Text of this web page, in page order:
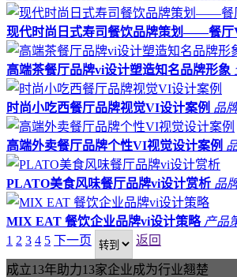
现代时尚日式寿司餐饮品牌策划——餐厅
高端茶餐厅品牌vi设计塑造知名品牌形象
时尚小吃西餐厅品牌视觉VI设计案例 品
高端外卖餐厅品牌个性VI视觉设计案例
PLATO美食风味餐厅品牌vi设计赏析 品
MIX EAT 餐饮企业品牌vi设计策略 产品
1 2 3 4 5 下一页 返回
成立13年助力13家企业成为行业翘楚